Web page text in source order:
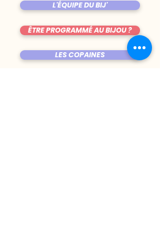
L'ÉQUIPE DU BIJ'
ÊTRE PROGRAMMÉ AU BIJOU ?
LES COPAINES